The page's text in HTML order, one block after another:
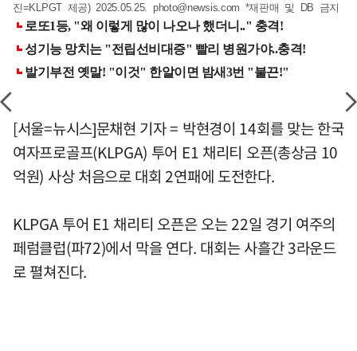
진=KLPGT 제공) 2025.05.25. photo@newsis.com *재판매 및 DB 금지
[서울=뉴시스]문채현 기자 = 박현경이 14회를 맞는 한국
여자프로골프(KLPGA) 투어 E1 채리티 오픈(총상금 10
억원) 사상 처음으로 대회 2연패에 도전한다.
KLPGA 투어 E1 채리티 오픈은 오는 22일 경기 여주의
페럼클럽(파72)에서 막을 연다. 대회는 사흘간 3라운드
로 펼쳐진다.